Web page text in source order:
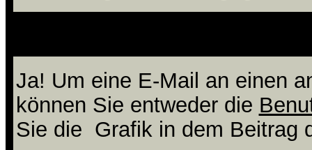
Ja! Um eine E-Mail an einen
können Sie entweder die
Sie die Grafik in dem Beitrag